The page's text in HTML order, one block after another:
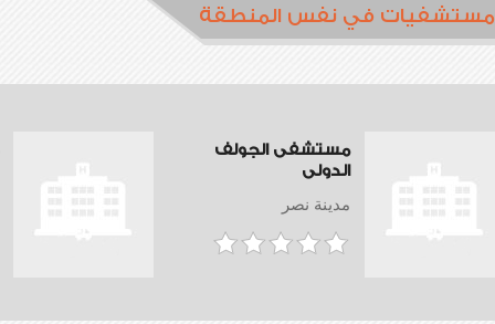
مستشفيات في نفس المنطقة
مستشفى الجولف
الدولى
مدينة نصر